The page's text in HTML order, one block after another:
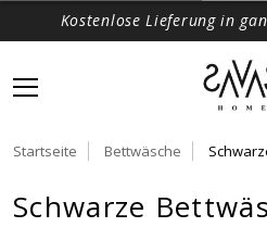
Kostenlose Lieferung in
Startseite Bettwäsche
Schwarze